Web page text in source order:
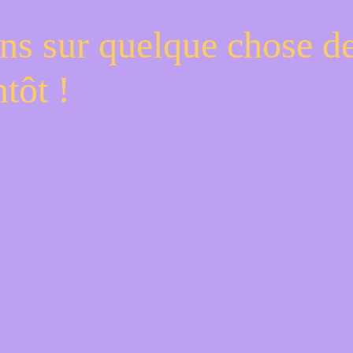
sur quelque chose
!